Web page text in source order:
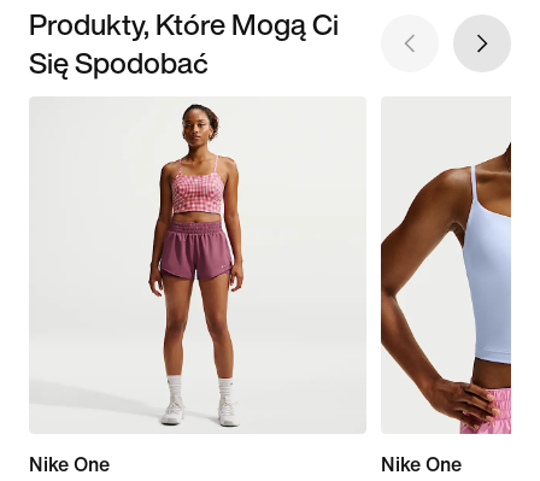
Produkty, Które Mogą Ci
Się Spodobać
Nike One
Nike One